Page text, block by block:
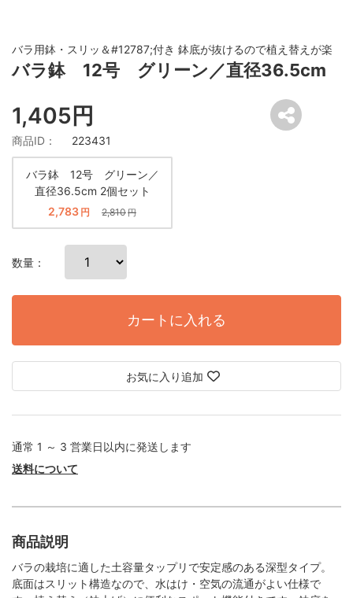
バラ用鉢・スリッ＆#12787;付き 鉢底が抜けるので植え替えが楽
バラ鉢 12号 グリーン／直径36.5cm
1,405円
商品ID： 223431
バラ鉢 12号 グリーン／
直径36.5cm 2個セット
2,783 円 2,810円
数量：
カートに入れる
お気に入り追加
通常 1 ～ 3 営業日以内に発送します
送料について
商品説明
バラの栽培に適した土容量タップリで安定感のある深型タイプ。
底面はスリット構造なので、水はけ・空気の流通がよい仕様で